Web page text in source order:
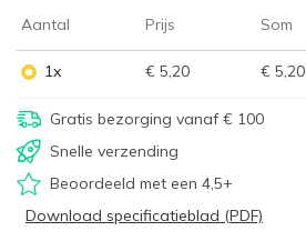
Aantal Prijs Som
1x € 5,20 € 5,20
Gratis bezorging vanaf € 100
Snelle verzending
Beoordeeld met een 4,5+
Download specificatieblad (PDF)